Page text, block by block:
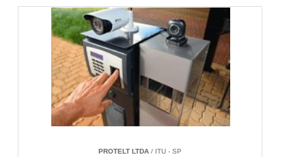
PROTELT LTDA / ITU - SP